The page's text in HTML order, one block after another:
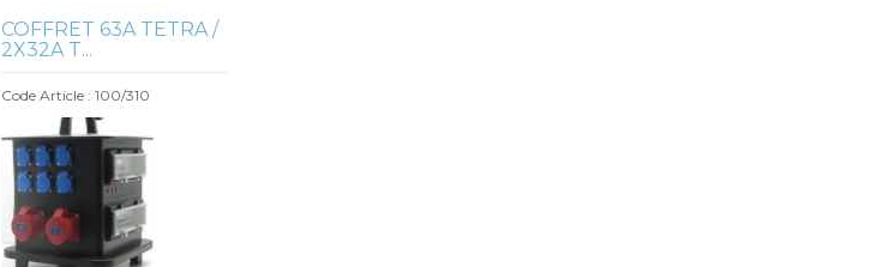
COFFRET 63A TETRA /
2X32A T...
Code Article : 100/310